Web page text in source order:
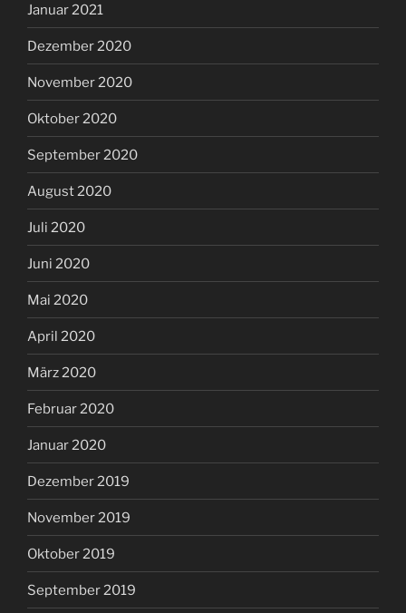
Januar 2021
Dezember 2020
November 2020
Oktober 2020
September 2020
August 2020
Juli 2020
Juni 2020
Mai 2020
April 2020
März 2020
Februar 2020
Januar 2020
Dezember 2019
November 2019
Oktober 2019
September 2019